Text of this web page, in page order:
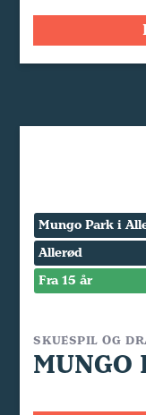
Mungo Park i
Allerød
Fra 15 år
SKUESPIL OG
MUNGO